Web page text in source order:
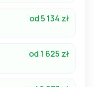
od 5 134 zł
od 1 625 zł